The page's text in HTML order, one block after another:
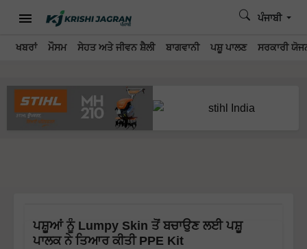
ਖਬਰਾਂ ਮੌਸਮ ਸੇਹਤ ਅਤੇ ਜੀਵਨ ਸ਼ੈਲੀ ਬਾਗਵਾਨੀ ਪਸ਼ੂ ਪਾਲਣ ਸਰਕਾਰੀ
ਪੰਜਾਬੀ
ਪਸ਼ੂਆਂ ਨੂੰ Lumpy Skin ਤੋਂ ਬਚਾਉਣ ਲਈ ਪਸ਼ੂ
ਪਾਲਕ ਨੇ ਤਿਆਰ ਕੀਤੀ PPE Kit